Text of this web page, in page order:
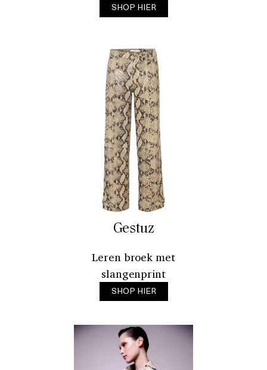
SHOP HIER
Gestuz
Leren broek met
slangenprint
SHOP HIER